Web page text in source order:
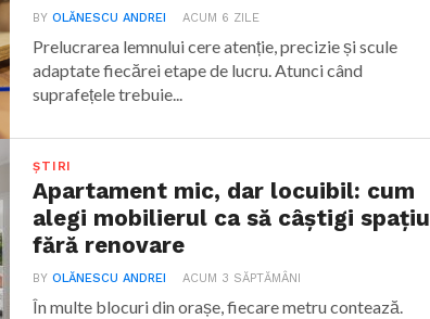
BYOLĂNESCU ANDREI ACUM 6 ZILE
Prelucrarea lemnului cere atenție, precizie și scule
adaptate fiecărei etape de lucru. Atunci când
suprafețele trebuie...
ȘTIRI
Apartament mic, dar locuibil: cum
alegi mobilierul ca să câștigi spațiu
fără renovare
BYOLĂNESCU ANDREI ACUM 3 SĂPTĂMÂNI
În multe blocuri din orașe, fiecare metru contează.